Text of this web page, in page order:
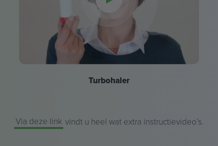
Turbohaler
Via deze link vindt u heel wat extra instructievideo’s.